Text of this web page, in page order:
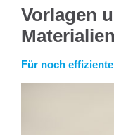
Vorlagen
Materialien
Für noch